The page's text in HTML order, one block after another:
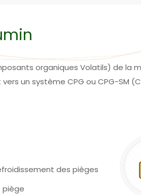
organiques Volatils) de la
un système CPG ou CPG-SM
des pièges
piège